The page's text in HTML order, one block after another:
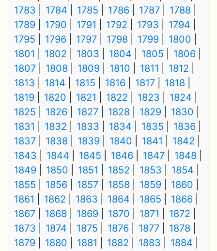
1783
1784 1785 1786 1787
1788
1789
1790 1791 1792 1793
1794
1795
1796 1797 1798 1799
1800
1801
1802 1803 1804 1805
1806
1807
1808 1809 1810 1811
1812
1813
1814 1815 1816 1817
1818
1819
1820 1821 1822 1823
1824
1825
1826 1827 1828 1829
1830
1831
1832 1833 1834 1835
1836
1837
1838 1839 1840 1841
1842
1843
1844 1845 1846 1847
1848
1849
1850 1851 1852 1853
1854
1855
1856 1857 1858 1859
1860
1861
1862 1863 1864 1865
1866
1867
1868 1869 1870 1871
1872
1873
1874 1875 1876 1877
1878
1879
1880 1881 1882 1883
1884